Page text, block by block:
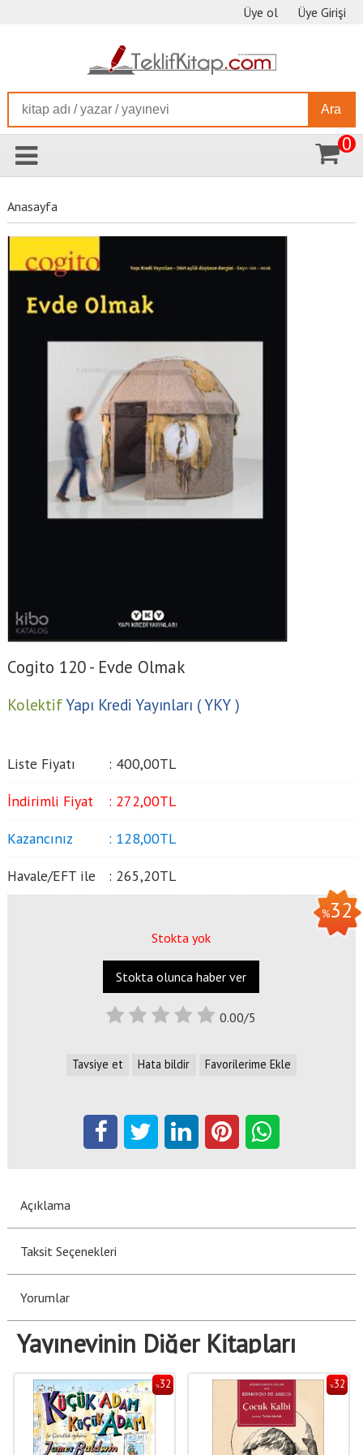
Üye ol Üye Girişi
Ara
0
Anasayfa
Cogito 120 - Evde Olmak
KolektifYapı Kredi Yayınları ( YKY )
Liste Fiyatı : 400,00TL
İndirimli Fiyat : 272,00TL
Kazancınız : 128,00TL
Havale/EFT ile : 265,20TL
%32
Stokta yok
Stokta olunca haber ver
0.00/5
Tavsiye et Hata bildir Favorilerime Ekle
Açıklama
Taksit Seçenekleri
Yorumlar
Yayınevinin Diğer Kitapları
% 32 32